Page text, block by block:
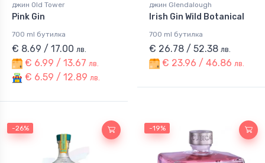
джин Old Tower
Pink Gin
700 ml бутилка
€ 8.69 / 17.00 лв.
€ 6.99 / 13.67 лв.
€ 6.59 / 12.89 лв.
джин Glendalough
Irish Gin Wild Botanical
700 ml бутилка
€ 26.78 / 52.38 лв.
€ 23.96 / 46.86 лв.
-26% -19%